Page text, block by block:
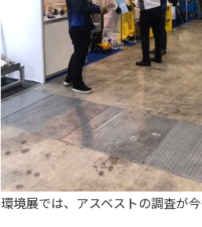
環境展では、アスベストの調査が